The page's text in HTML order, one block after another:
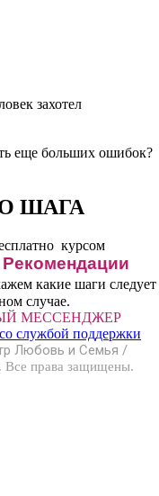
захотел
еще больших ошибок?
ШАГА
курсом
какие шаги следует
случае.
МЕССЕНДЖЕР
службой поддержки
Любовь и Семья /
Все права защищены.